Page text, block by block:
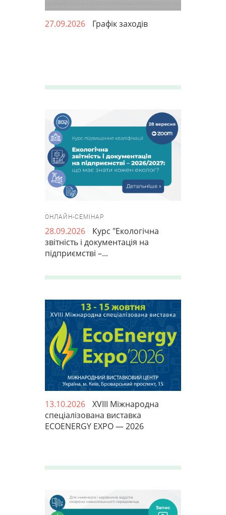
27.09.2026 Графік заходів
ОНЛАЙН-СЕМІНАР
28.09.2026
Курс "Екологічна
звітність і документація на
підприємстві –...
13.10.2026
XVIII Міжнародна
спеціалізована виставка
ECOENERGY EXPO — 2026